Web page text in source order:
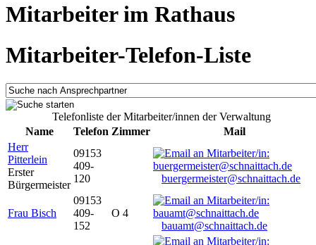
Mitarbeiter im Rathaus
Mitarbeiter-Telefon-Liste
Telefonliste der Mitarbeiter/innen der Verwaltung
Name
Telefon Zimmer
Mail
Herr
Pitterlein
Erster
Bürgermeister
09153
409-
120
buergermeister@schnaittach.de
Frau Bisch
09153
409-
152
O 4
bauamt@schnaittach.de